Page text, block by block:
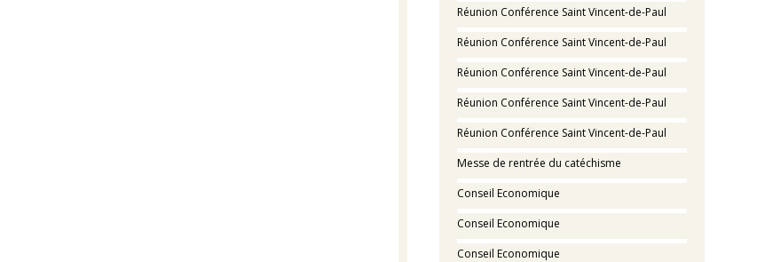
Réunion Conférence Saint Vincent-de-Paul
Réunion Conférence Saint Vincent-de-Paul
Réunion Conférence Saint Vincent-de-Paul
Réunion Conférence Saint Vincent-de-Paul
Réunion Conférence Saint Vincent-de-Paul
Messe de rentrée du catéchisme
Conseil Economique
Conseil Economique
Conseil Economique